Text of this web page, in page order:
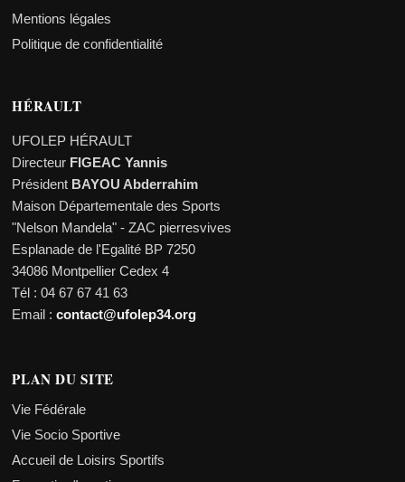
Mentions légales
Politique de confidentialité
HÉRAULT
UFOLEP HÉRAULT
Directeur FIGEAC Yannis
Président BAYOU Abderrahim
Maison Départementale des Sports
"Nelson Mandela" - ZAC pierresvives
Esplanade de l'Egalité BP 7250
34086 Montpellier Cedex 4
Tél : 04 67 67 41 63
Email :contact@ufolep34.org
PLAN DU SITE
Vie Fédérale
Vie Socio Sportive
Accueil de Loisirs Sportifs